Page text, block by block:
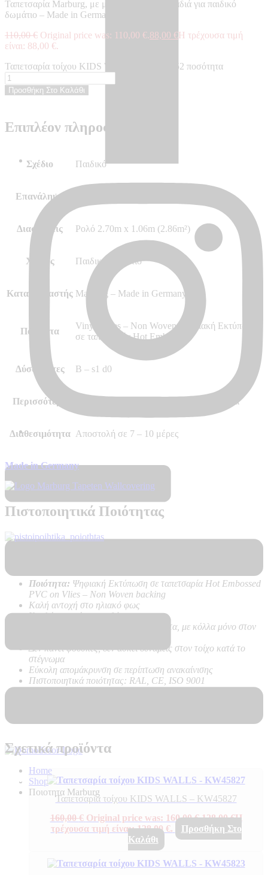
Home
Shop
Ποιοτητα Marburg
Ταπετσαρία Marburg, με μαϊμουδάκια σε κλαδιά για παιδικό
δωμάτιο – Made in Germany, 2,70 x 1,06 m
110,00€ Original price was: 110,00 €.88,00 €Η τρέχουσα τιμή
είναι: 88,00 €.
Ταπετσαρία τοίχου KIDS WALLS - KW45852 ποσότητα
Προσθήκη Στο Καλάθι
Επιπλέον πληροφορίες
Σχέδιο Παιδικό
Επανάληψη
Διαστάσεις Ρολό 2.70m x 1.06m (2.86m²)
Χώρος Παιδικό Δωμάτιο
Κατασκευαστής Marburg – Made in Germany
Ποιότητα
Vinyl, Vlies – Non Woven, Ψηφιακή Εκτύπωση
σε ταπετσαρία Hot Embossed
Δύσφλεκτες B – s1 d0
Περισσότερα Ψηφιακή Εκτύπωση/Θεματική Ταπετσαρία
Διαθεσιμότητα Αποστολή σε 7 – 10 μέρες
Made in Germany
Πιστοποιητικά Ποιότητας
Ποιότητα: Ψηφιακή Εκτύπωση σε ταπετσαρία Hot Embossed
PVC on Vlies – Non Woven backing
Καλή αντοχή στο ηλιακό φως
Υψηλή αντοχή στο καθάρισμα
Εύκολη τοποθέτηση χωρίς προβλήματα, με κόλλα μόνο στον
Δεν κάνει φούσκες, δεν ασκεί δυνάμεις στον τοίχο κατά το
στέγνωμα
Εύκολη απομάκρυνση σε περίπτωση ανακαίνισης
Πιστοποιητικά ποιότητας: RAL, CE, ISO 9001
Σχετικά προϊόντα
Ταπετσαρία τοίχου KIDS WALLS – KW45827
160,00€ Original price was: 160,00 €.128,00€Η
τρέχουσα τιμή είναι: 128,00 €.
Προσθήκη Στο
Καλάθι